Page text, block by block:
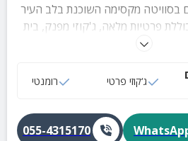
בסוויטה מקסימה השוכנת בלב העיר
פרטיות מלאה, ג'קוזי מפנק, בית
פלטה ומיחם למים חמים.
ג‘קוזי פרטי רומנטי
055-4315170